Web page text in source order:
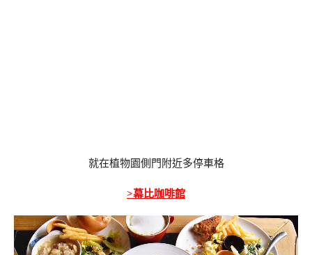
就在植物園側門附近多停車格
>幕比咖啡館